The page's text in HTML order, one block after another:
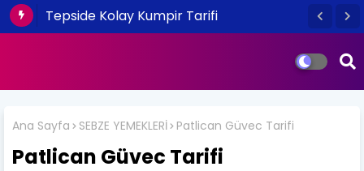
Tepside Kolay Kumpir Tarifi
Ana Sayfa SEBZE YEMEKLERİ Patlican Güvec Tarifi
Patlican Güvec Tarifi